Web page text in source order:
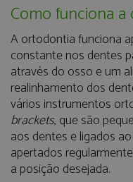
Como funciona
A ortodontia funciona
constante nos dentes
através do osso e um
realinhamento dos
vários instrumentos
brackets, que são
aos dentes e ligados
apertados
a posição desejada.